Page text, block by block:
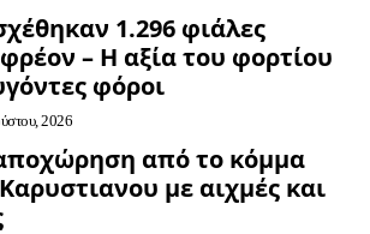
1.296 φιάλες
– Η αξία του φορτίου
φόροι
2026
από το κόμμα
με αιχμές και